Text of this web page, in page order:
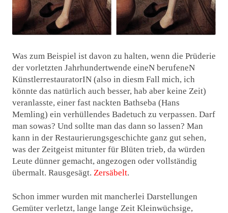
Was zum Beispiel ist davon zu halten, wenn die Prüderie
der vorletzten Jahrhundertwende eineN berufeneN
KünstlerrestauratorIN (also in diesm Fall mich, ich
könnte das natürlich auch besser, hab aber keine Zeit)
veranlasste, einer fast nackten Bathseba (Hans
Memling) ein verhüllendes Badetuch zu verpassen. Darf
man sowas? Und sollte man das dann so lassen? Man
kann in der Restaurierungsgeschichte ganz gut sehen,
was der Zeitgeist mitunter für Blüten trieb, da würden
Leute dünner gemacht, angezogen oder vollständig
übermalt. Rausgesägt. Zersäbelt.
Schon immer wurden mit mancherlei Darstellungen
Gemüter verletzt, lange lange Zeit Kleinwüchsige,